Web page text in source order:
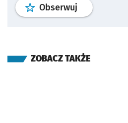
Obserwuj profil
ZOBACZ TAKŻE